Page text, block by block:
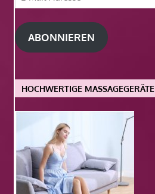
Mail-
Adresse
ABONNIEREN
HOCHWERTIGE MASSAGEGERÄTE